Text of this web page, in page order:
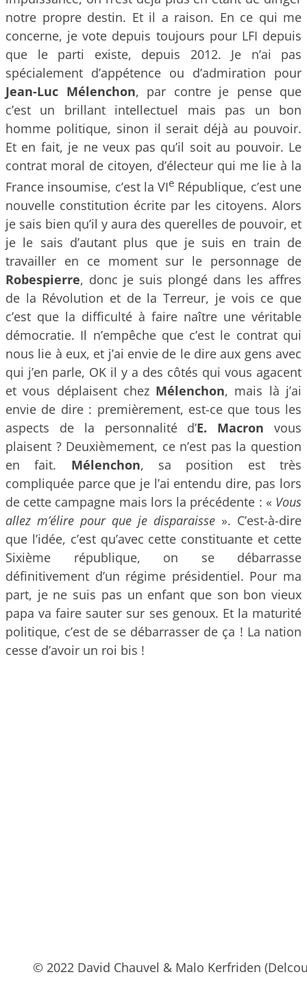
notre propre destin. Et il a raison. En ce qui me
concerne, je vote depuis toujours pour LFI depuis
que le parti existe, depuis 2012. Je n’ai pas
spécialement d’appétence ou d’admiration pour
Jean-Luc Mélenchon, par contre je pense que
c’est un brillant intellectuel mais pas un bon
homme politique, sinon il serait déjà au pouvoir.
Et en fait, je ne veux pas qu’il soit au pouvoir. Le
contrat moral de citoyen, d’électeur qui me lie à la
France insoumise, c’est la VIe République, c’est une
nouvelle constitution écrite par les citoyens. Alors
je sais bien qu’il y aura des querelles de pouvoir, et
je le sais d’autant plus que je suis en train de
travailler en ce moment sur le personnage de
Robespierre, donc je suis plongé dans les affres
de la Révolution et de la Terreur, je vois ce que
c’est que la difficulté à faire naître une véritable
démocratie. Il n’empêche que c’est le contrat qui
nous lie à eux, et j’ai envie de le dire aux gens avec
qui j’en parle, OK il y a des côtés qui vous agacent
et vous déplaisent chez Mélenchon, mais là j’ai
envie de dire : premièrement, est-ce que tous les
aspects de la personnalité d’E. Macron vous
plaisent ? Deuxièmement, ce n’est pas la question
en fait. Mélenchon, sa position est très
compliquée parce que je l’ai entendu dire, pas lors
de cette campagne mais lors la précédente : « Vous
allez m’élire pour que je disparaisse ». C’est-à-dire
que l’idée, c’est qu’avec cette constituante et cette
Sixième république, on se débarrasse
définitivement d’un régime présidentiel. Pour ma
part, je ne suis pas un enfant que son bon vieux
papa va faire sauter sur ses genoux. Et la maturité
politique, c’est de se débarrasser de ça ! La nation
cesse d’avoir un roi bis !
© 2022 David Chauvel & Malo Kerfriden